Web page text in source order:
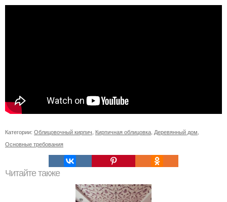
Категории: Облицовочный кирпич Кирпичная облицовка Деревянный дом
Основные требования
Читайте также